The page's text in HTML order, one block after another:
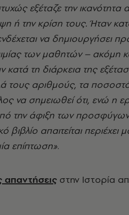
εξέταζε την ικανότητα
ή την κρίση τους. Ήταν
να δημιουργήσει
των μαθητών – ακόμη
τη διάρκεια της
τους αριθμούς, τα ποσοστά
να σημειωθεί ότι, ενώ η
την άφιξη των
απαιτείται περιέχει
επίπτωση».
απαντήσεις στην Ιστορία